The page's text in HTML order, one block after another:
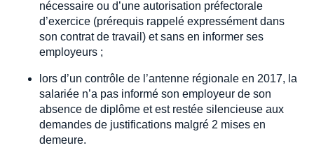
nécessaire ou d’une autorisation préfectorale
d’exercice (prérequis rappelé expressément dans
son contrat de travail) et sans en informer ses
employeurs ;
lors d’un contrôle de l’antenne régionale en 2017, la
salariée n’a pas informé son employeur de son
absence de diplôme et est restée silencieuse aux
demandes de justifications malgré 2 mises en
demeure.